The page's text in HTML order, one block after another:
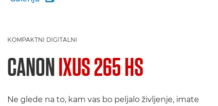
KOMPAKTNI DIGITALNI
CANONIXUS 265 HS
Ne glede na to, kam vas bo peljalo življenje, imate